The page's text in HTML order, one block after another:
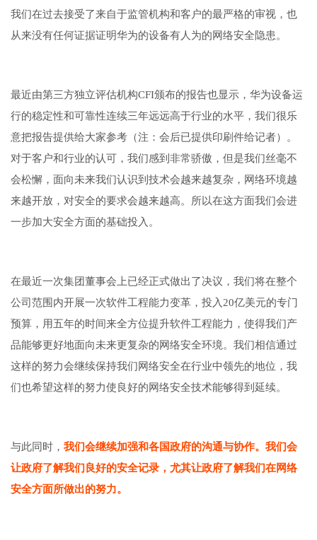
我们在过去接受了来自于监管机构和客户的最严格的审视，也
从来没有任何证据证明华为的设备有人为的网络安全隐患。
最近由第三方独立评估机构CFI颁布的报告也显示，华为设备运
行的稳定性和可靠性连续三年远远高于行业的水平，我们很乐
意把报告提供给大家参考（注：会后已提供印刷件给记者）。
对于客户和行业的认可，我们感到非常骄傲，但是我们丝毫不
会松懈，面向未来我们认识到技术会越来越复杂，网络环境越
来越开放，对安全的要求会越来越高。所以在这方面我们会进
一步加大安全方面的基础投入。
在最近一次集团董事会上已经正式做出了决议，我们将在整个
公司范围内开展一次软件工程能力变革，投入20亿美元的专门
预算，用五年的时间来全方位提升软件工程能力，使得我们产
品能够更好地面向未来更复杂的网络安全环境。我们相信通过
这样的努力会继续保持我们网络安全在行业中领先的地位，我
们也希望这样的努力使良好的网络安全技术能够得到延续。
与此同时， 我们会继续加强和各国政府的沟通与协作。我们会
让政府了解我们良好的安全记录，尤其让政府了解我们在网络
安全方面所做出的努力。